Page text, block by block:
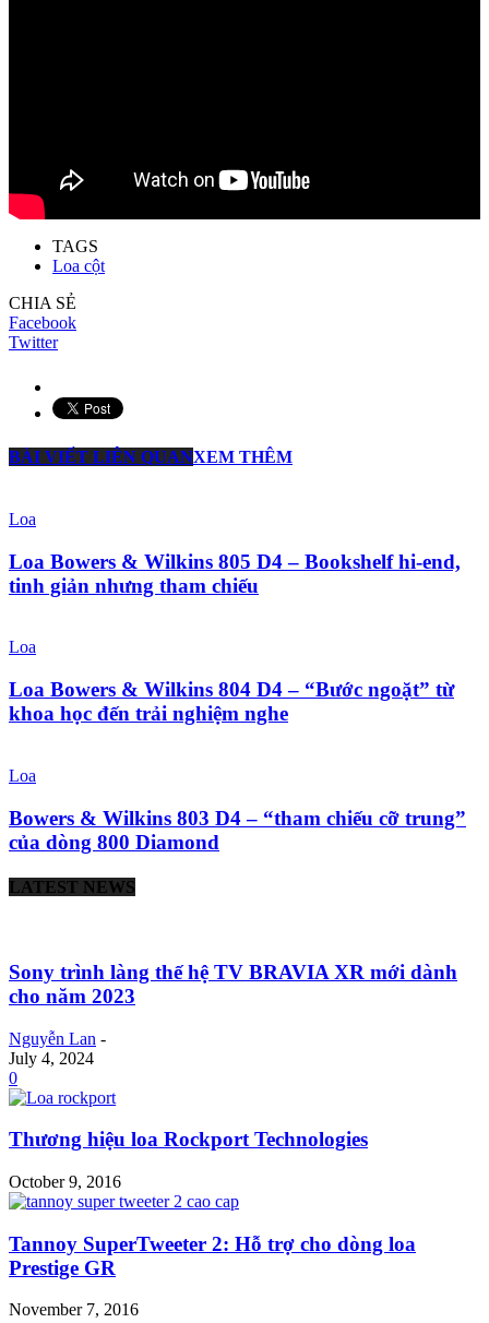
TAGS
Loa cột
CHIA SẺ
Facebook
Twitter
BÀI VIẾT LIÊN QUANXEM THÊM
Loa
Loa Bowers & Wilkins 805 D4 – Bookshelf hi-end,
tinh giản nhưng tham chiếu
Loa
Loa Bowers & Wilkins 804 D4 – “Bước ngoặt” từ
khoa học đến trải nghiệm nghe
Loa
Bowers & Wilkins 803 D4 – “tham chiếu cỡ trung”
của dòng 800 Diamond
LATEST NEWS
Sony trình làng thế hệ TV BRAVIA XR mới dành
cho năm 2023
Nguyễn Lan -
July 4, 2024
0
Thương hiệu loa Rockport Technologies
October 9, 2016
Tannoy SuperTweeter 2: Hỗ trợ cho dòng loa
Prestige GR
November 7, 2016